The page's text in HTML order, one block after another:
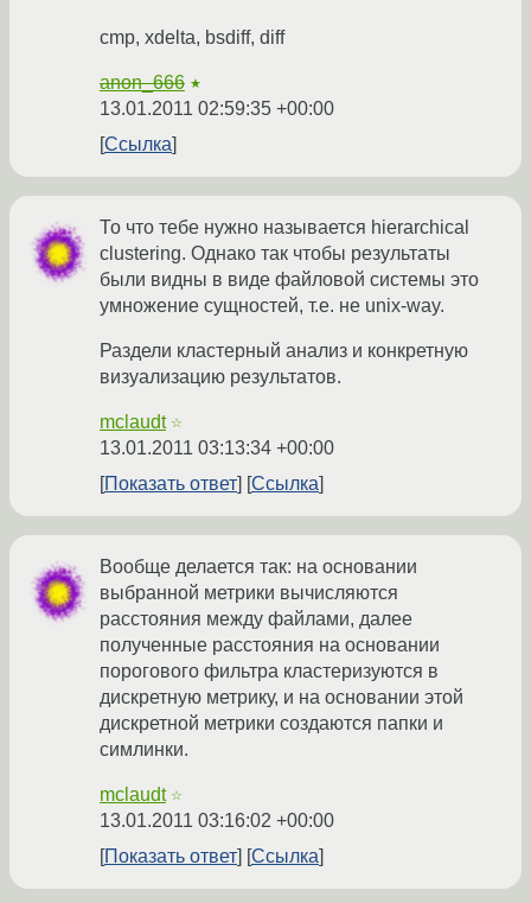
cmp, xdelta, bsdiff, diff
anon_666 ★
13.01.2011 02:59:35 +00:00
Ссылка
То что тебе нужно называется hierarchical
clustering. Однако так чтобы результаты
были видны в виде файловой системы это
умножение сущностей, т.е. не unix-way.
Раздели кластерный анализ и конкретную
визуализацию результатов.
mclaudt ☆
13.01.2011 03:13:34 +00:00
Показать ответ
Ссылка
Вообще делается так: на оcновании
выбранной метрики вычисляются
расстояния между файлами, далее
полученные расстояния на основании
порогового фильтра кластеризуются в
дискретную метрику, и на основании этой
дискретной метрики создаются папки и
симлинки.
mclaudt ☆
13.01.2011 03:16:02 +00:00
Показать ответ
Ссылка